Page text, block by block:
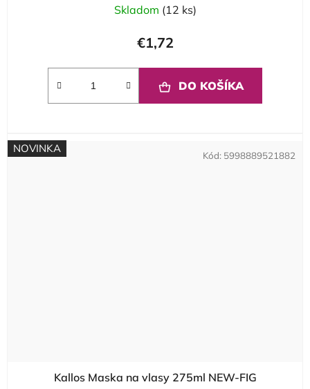
Skladom (12 ks)
€1,72
DO KOŠÍKA
NOVINKA
Kallos Maska na vlasy 275ml NEW-FIG
Kód: 5998889521882